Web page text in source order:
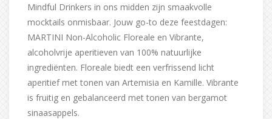
Mindful Drinkers in ons midden zijn smaakvolle
mocktails onmisbaar. Jouw go-to deze feestdagen:
MARTINI Non-Alcoholic Floreale en Vibrante,
alcoholvrije aperitieven van 100% natuurlijke
ingrediënten. Floreale biedt een verfrissend licht
aperitief met tonen van Artemisia en Kamille. Vibrante
is fruitig en gebalanceerd met tonen van bergamot
sinaasappels.